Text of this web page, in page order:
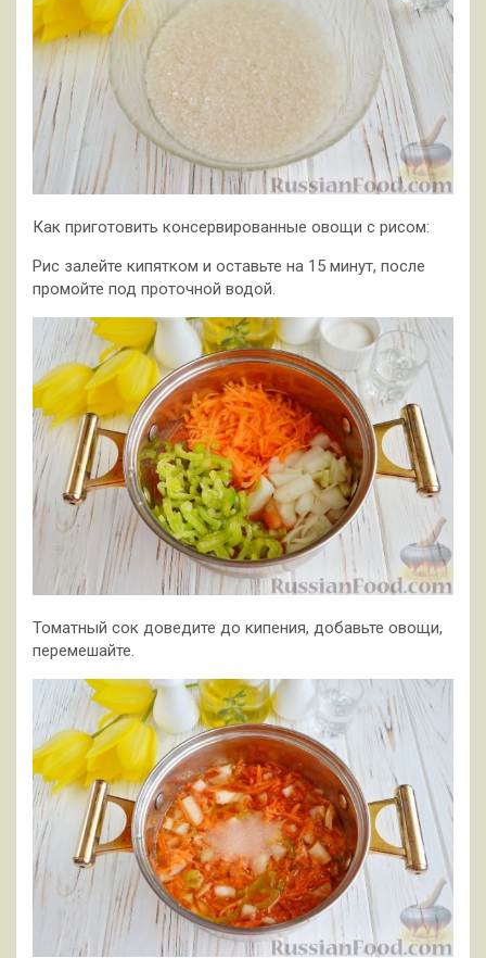
Как приготовить консервированные овощи с рисом:
Рис залейте кипятком и оставьте на 15 минут, после
промойте под проточной водой.
Томатный сок доведите до кипения, добавьте овощи,
перемешайте.